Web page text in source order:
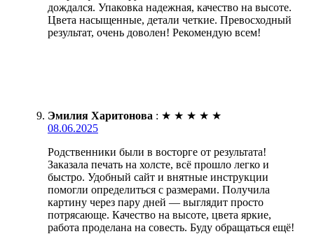
дождался. Упаковка надежная, качество на высоте.
Цвета насыщенные, детали четкие. Превосходный
результат, очень доволен! Рекомендую всем!
Эмилия Харитонова : ★ ★ ★ ★ ★
08.06.2025
Родственники были в восторге от результата!
Заказала печать на холсте, всё прошло легко и
быстро. Удобный сайт и внятные инструкции
помогли определиться с размерами. Получила
картину через пару дней — выглядит просто
потрясающе. Качество на высоте, цвета яркие,
работа проделана на совесть. Буду обращаться ещё!